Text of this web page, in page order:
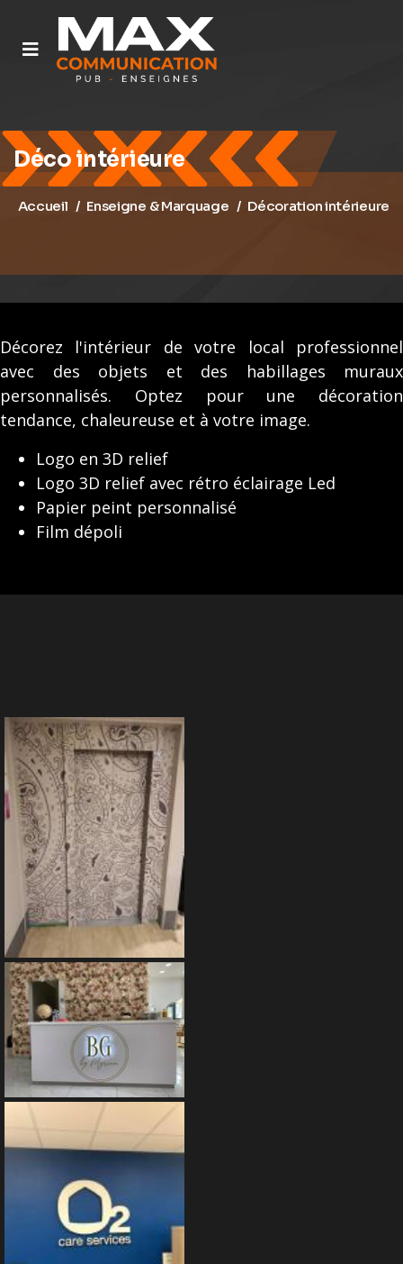
Déco intérieure
Accueil Enseigne & Marquage Décoration intérieure
Décorez l'intérieur de votre local professionnel
avec des objets et des habillages muraux
personnalisés. Optez pour une décoration
tendance, chaleureuse et à votre image.
Logo en 3D relief
Logo 3D relief avec rétro éclairage Led
Papier peint personnalisé
Film dépoli